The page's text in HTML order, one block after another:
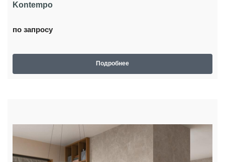
Kontempo
по запросу
Подробнее